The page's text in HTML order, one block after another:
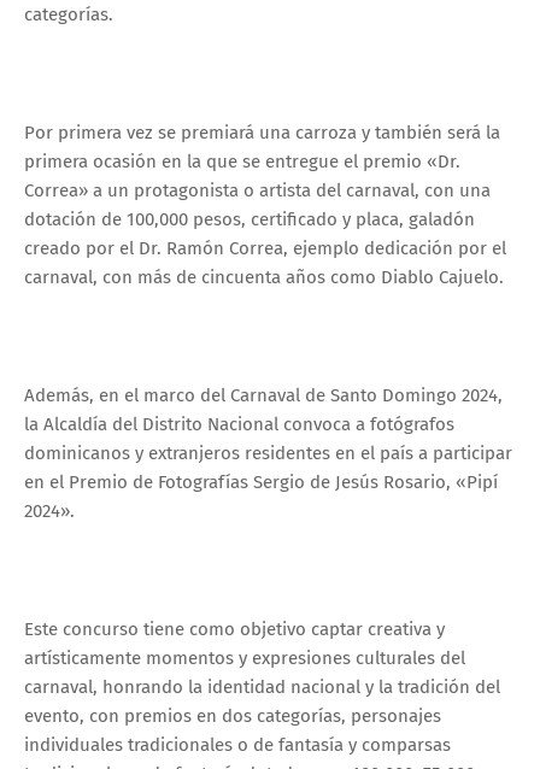
categorías.
Por primera vez se premiará una carroza y también será la
primera ocasión en la que se entregue el premio «Dr.
Correa» a un protagonista o artista del carnaval, con una
dotación de 100,000 pesos, certificado y placa, galadón
creado por el Dr. Ramón Correa, ejemplo dedicación por el
carnaval, con más de cincuenta años como Diablo Cajuelo.
Además, en el marco del Carnaval de Santo Domingo 2024,
la Alcaldía del Distrito Nacional convoca a fotógrafos
dominicanos y extranjeros residentes en el país a participar
en el Premio de Fotografías Sergio de Jesús Rosario, «Pipí
2024».
Este concurso tiene como objetivo captar creativa y
artísticamente momentos y expresiones culturales del
carnaval, honrando la identidad nacional y la tradición del
evento, con premios en dos categorías, personajes
individuales tradicionales o de fantasía y comparsas